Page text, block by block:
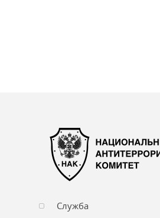
Служба